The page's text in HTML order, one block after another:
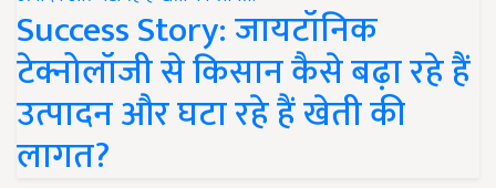
Success Story: जायटॉनिक
टेक्नोलॉजी से किसान कैसे बढ़ा रहे हैं
उत्पादन और घटा रहे हैं खेती की
लागत?